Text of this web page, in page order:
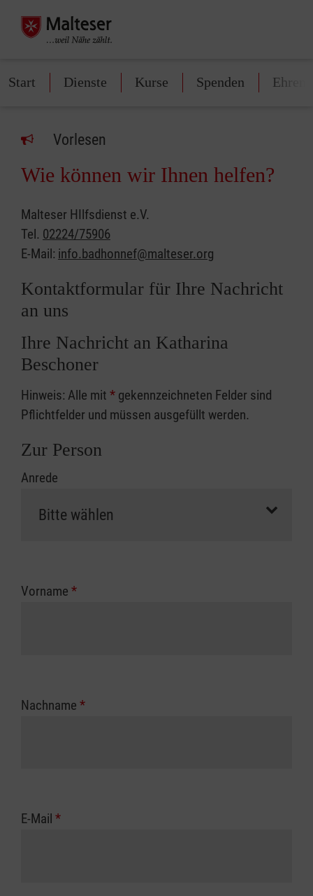
Start Dienste Kurse Spenden
Vorlesen
Wie können wir Ihnen helfen?
Malteser HIlfsdienst e.V.
Tel. 02224/75906
E-Mail: info.badhonnef@malteser.org
Kontaktformular für Ihre Nachricht
an uns
Ihre Nachricht an Katharina
Beschoner
Hinweis: Alle mit * gekennzeichneten Felder sind
Pflichtfelder und müssen ausgefüllt werden.
Zur Person
Anrede
Vorname *
Nachname *
E-Mail *